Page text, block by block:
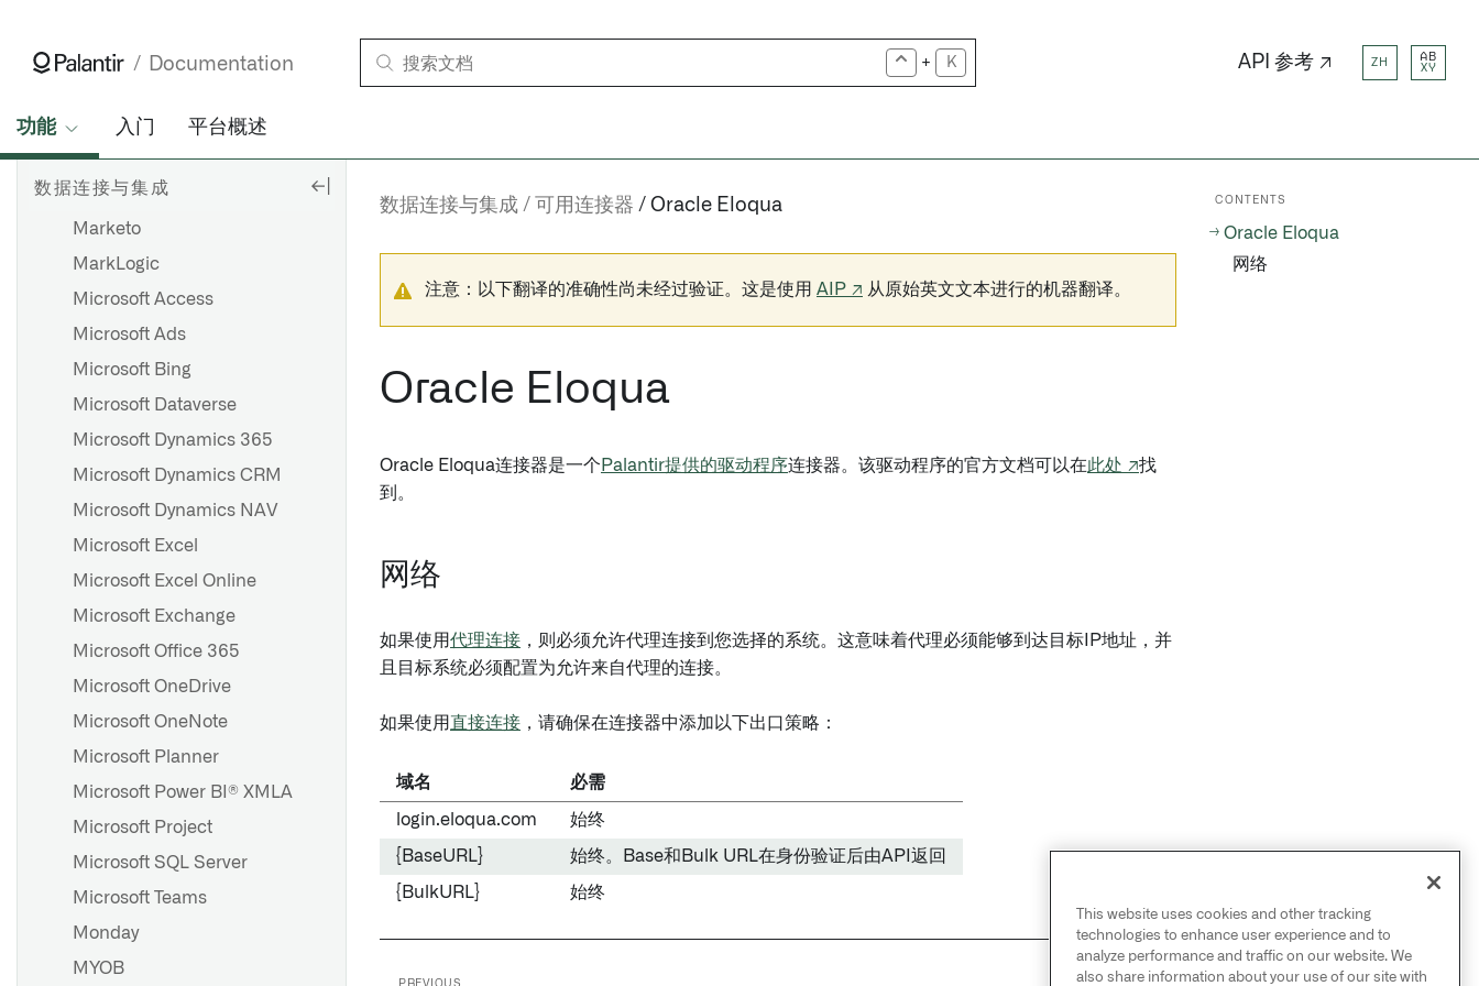
Documentation + K API 参考 ↗ ZH
AB
XY
功能 入门 平台概述
数据连接与集成
Kintone
LinkedIn
LinkedIn 营销解决方案
Mailchimp
Marketo
MarkLogic
Microsoft Access
Microsoft Ads
Microsoft Bing
Microsoft Dataverse
Microsoft Dynamics 365
Microsoft Dynamics CRM
Microsoft Dynamics NAV
Microsoft Excel
Microsoft Excel Online
Microsoft Exchange
Microsoft Office 365
Microsoft OneDrive
Microsoft OneNote
Microsoft Planner
Microsoft Power BI® XMLA
Microsoft Project
Microsoft SQL Server
Microsoft Teams
Monday
MYOB
数据连接与集成 可用连接器 Oracle Eloqua
注意：以下翻译的准确性尚未经过验证。这是使用 AIP ↗ 从原始英文文本进行的机器翻译。
Oracle Eloqua
Oracle Eloqua连接器是一个 Palantir提供的驱动程序连接器。该驱动程序的官方文档可以在此处 ↗找
到。
网络
如果使用代理连接 ，则必须允许代理连接到您选择的系统。这意味着代理必须能够到达目标IP地址，并
且目标系统必须配置为允许来自代理的连接。
如果使用 直接连接 ，请确保在连接器中添加以下出口策略：
域名 必需
login.eloqua.com 始终
{BaseURL} 始终。Base和Bulk URL在身份验证后由API返回
{BulkURL} 始终
PREVIOUS NEXT
CONTENTS
Oracle Eloqua
网络
This website uses cookies and other tracking
technologies to enhance user experience and to
analyze performance and traffic on our website. We
also share information about your use of our site with